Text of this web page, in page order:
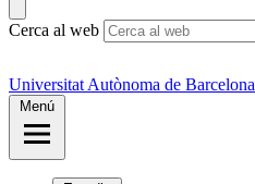
Cerca al web
Universitat Autònoma de Barcelona
Menú